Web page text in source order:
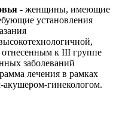
- женщины, имеющие
установления
к III группе
заболеваний
лечения в рамках
акушером-гинекологом.